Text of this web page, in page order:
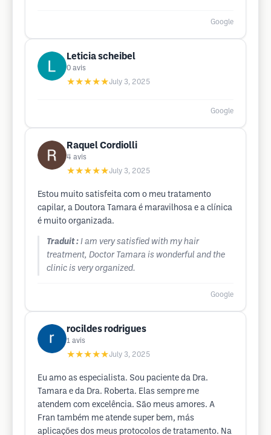
Google
Leticia scheibel
0 avis
★★★★★July 3, 2025
Google
Raquel Cordiolli
4 avis
★★★★★July 3, 2025
Estou muito satisfeita com o meu tratamento
capilar, a Doutora Tamara é maravilhosa e a clínica
é muito organizada.
Traduit : I am very satisfied with my hair
treatment, Doctor Tamara is wonderful and the
clinic is very organized.
Google
rocildes rodrigues
1 avis
★★★★★July 3, 2025
Eu amo as especialista. Sou paciente da Dra.
Tamara e da Dra. Roberta. Elas sempre me
atendem com excelência. São meus amores. A
Fran também me atende super bem, más
aplicações dos meus protocolos de tratamento. Na